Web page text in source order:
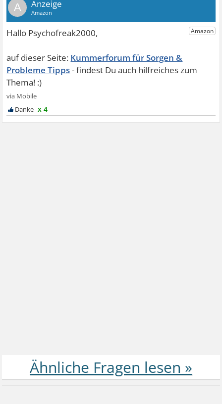
A
Kummerforum für Sorgen &
Probleme Tipps
x 4